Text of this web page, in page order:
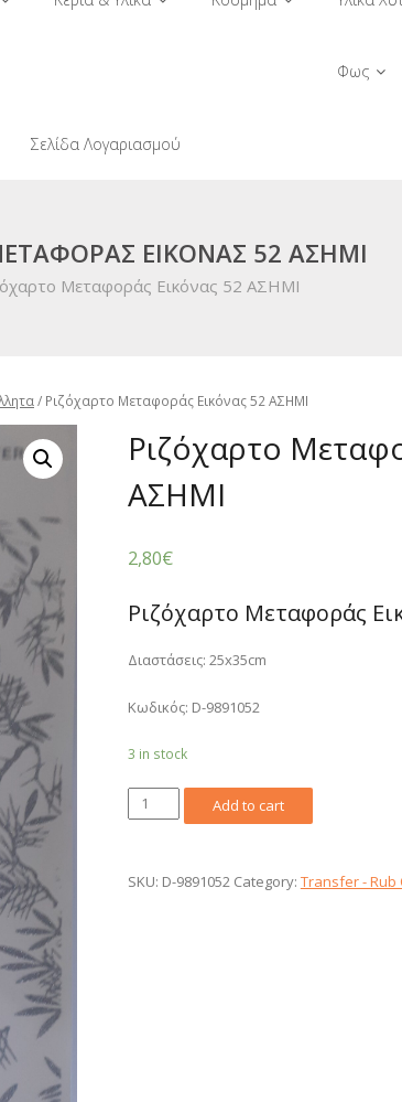
Φως
Σελίδα Λογαριασμού
ΕΙΚΌΝΑΣ 52 ΑΣΗΜΙ
Μεταφοράς Εικόνας 52 ΑΣΗΜΙ
/ Ριζόχαρτο Μεταφοράς Εικόνας 52 ΑΣΗΜΙ
Ριζόχαρτο
ΑΣΗΜΙ
2,80€
Ριζόχαρτο Μεταφοράς
Διαστάσεις: 25x35cm
Κωδικός: D-9891052
3 in stock
Ριζόχαρτο
Μεταφοράς
52
Add to cart
SKU: D-9891052 Category: Transfer - Rub